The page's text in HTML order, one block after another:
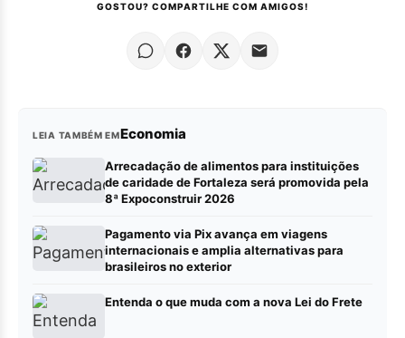
GOSTOU? COMPARTILHE COM AMIGOS!
LEIA TAMBÉM EMEconomia
Arrecadação de alimentos para instituições
de caridade de Fortaleza será promovida pela
8ª Expoconstruir 2026
Pagamento via Pix avança em viagens
internacionais e amplia alternativas para
brasileiros no exterior
Entenda o que muda com a nova Lei do Frete